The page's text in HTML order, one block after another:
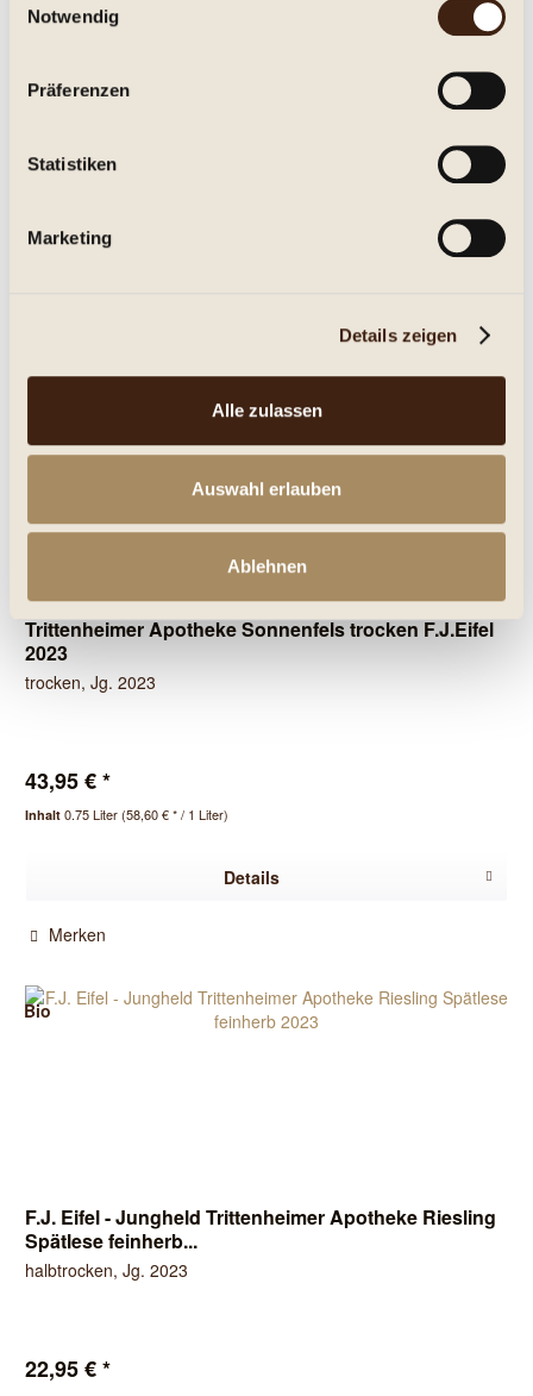
Notwendig
Präferenzen
Statistiken
Marketing
Details zeigen
Alle zulassen
Auswahl erlauben
Ablehnen
Trittenheimer Apotheke, Spätlese, "Alte Reben",
trocken, Jg. 2023
Inhalt 0.75 Liter
Trittenheimer Apotheke Sonnenfels trocken F.J.Eifel
2023
trocken, Jg. 2023
43,95 € *
Inhalt0.75 Liter(58,60 € * / 1 Liter)
Details
Merken
Bio
F.J. Eifel - Jungheld Trittenheimer Apotheke Riesling
Spätlese feinherb...
halbtrocken, Jg. 2023
22,95 € *